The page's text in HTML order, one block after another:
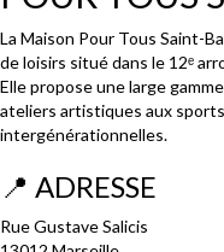
La Maison Pour Tous Saint-
de loisirs situé dans le 12ᵉ
Elle propose une large
ateliers artistiques aux
intergénérationnelles.
📍 ADRESSE
Rue Gustave Salicis